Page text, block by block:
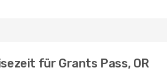
für Grants Pass, OR